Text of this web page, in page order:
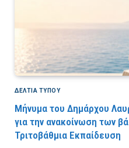
ΔΕΛΤΙΑ ΤΥΠΟΥ
Μήνυμα του Δημάρχου
για την ανακοίνωση των
Τριτοβάθμια Εκπαίδευση